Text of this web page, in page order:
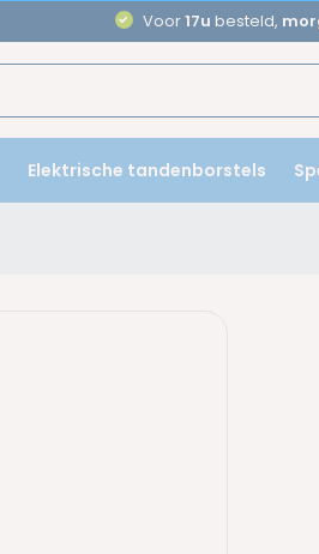
Aanbevolen door
Elektrische tandenborstels